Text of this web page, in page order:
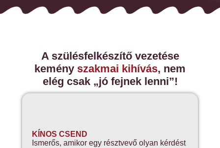
A szülésfelkészítő vezetése
kemény szakmai kihívás, nem
elég csak „jó fejnek lenni”!
KÍNOS CSEND
Ismerős, amikor egy résztvevő olyan kérdést